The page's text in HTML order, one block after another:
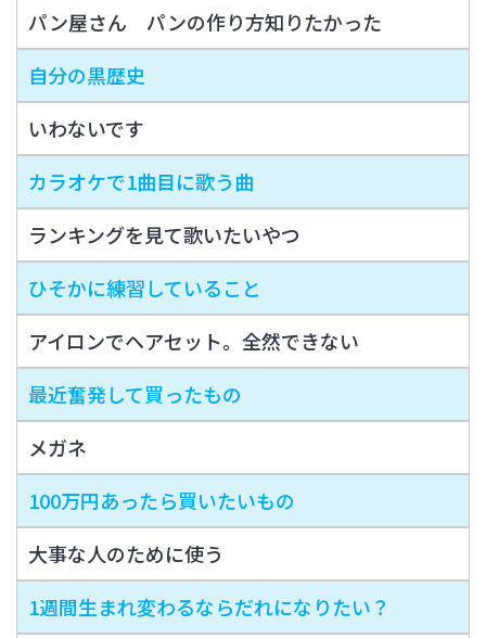
パン屋さん パンの作り方知りたかった
自分の黒歴史
いわないです
カラオケで1曲目に歌う曲
ランキングを見て歌いたいやつ
ひそかに練習していること
アイロンでヘアセット。全然できない
最近奮発して買ったもの
メガネ
100万円あったら買いたいもの
大事な人のために使う
1週間生まれ変わるならだれになりたい？